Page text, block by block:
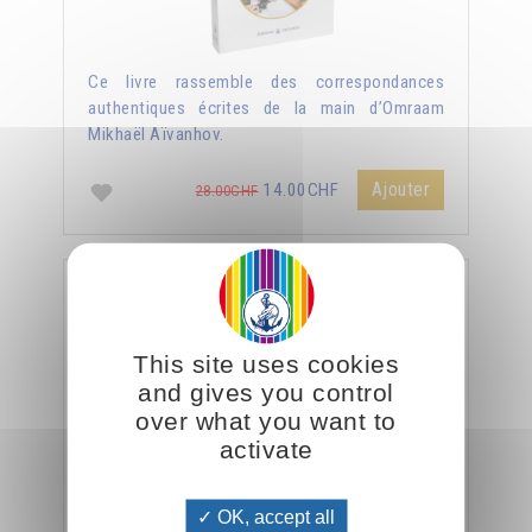
Ce livre rassemble des correspondances
authentiques écrites de la main d’Omraam
Mikhaël Aïvanhov.
28.00CHF14.00CHF Ajouter
Le véritable enseignement du Christ
This site uses cookies
and gives you control
over what you want to
activate
OK, accept all